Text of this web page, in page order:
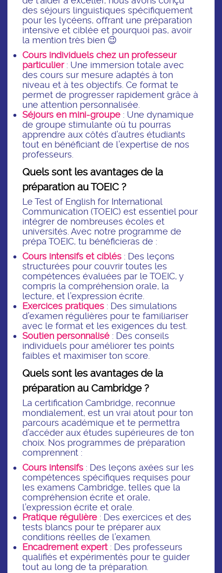
des séjours linguistiques spécifiquement
pour les lycéens, offrant une préparation
intensive et ciblée et pourquoi pas, avoir
la mention très bien 😉
Cours individuels chez un professeur
particulier: Une immersion totale avec
des cours sur mesure adaptés à ton
niveau et à tes objectifs. Ce format te
permet de progresser rapidement grâce à
une attention personnalisée.
Séjours en mini-groupe : Une dynamique
de groupe stimulante où tu pourras
apprendre aux côtés d’autres étudiants
tout en bénéficiant de l’expertise de nos
professeurs.
Quels sont les avantages de la
préparation au TOEIC ?
Le Test of English for International
Communication (TOEIC) est essentiel pour
intégrer de nombreuses écoles et
universités. Avec notre programme de
prépa TOEIC, tu bénéficieras de :
Cours intensifs et ciblés : Des leçons
structurées pour couvrir toutes les
compétences évaluées par le TOEIC, y
compris la compréhension orale, la
lecture, et l’expression écrite.
Exercices pratiques : Des simulations
d’examen régulières pour te familiariser
avec le format et les exigences du test.
Soutien personnalisé : Des conseils
individuels pour améliorer tes points
faibles et maximiser ton score.
Quels sont les avantages de la
préparation au Cambridge ?
La certification Cambridge, reconnue
mondialement, est un vrai atout pour ton
parcours académique et te permettra
d’accéder aux études supérieures de ton
choix. Nos programmes de préparation
comprennent :
Cours intensifs : Des leçons axées sur les
compétences spécifiques requises pour
les examens Cambridge, telles que la
compréhension écrite et orale,
l’expression écrite et orale.
Pratique régulière : Des exercices et des
tests blancs pour te préparer aux
conditions réelles de l’examen.
Encadrement expert: Des professeurs
qualifiés et expérimentés pour te guider
tout au long de ta préparation.